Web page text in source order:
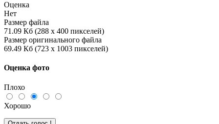
Оценка
Нет
Размер файла
71.09 Кб (288 x 400 пикселей)
Размер оригинального файла
69.49 Кб (723 x 1003 пикселей)
Оценка фото
Плохо
Хорошо